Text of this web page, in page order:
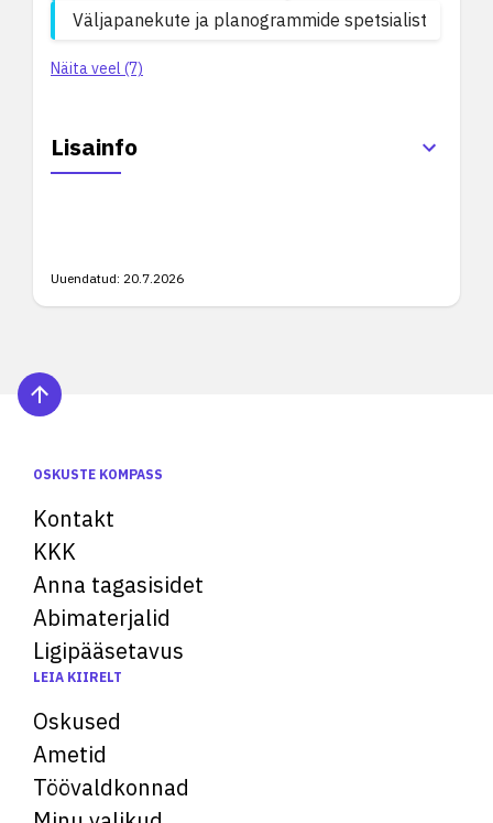
Väljapanekute ja planogrammide spetsialist
Näita veel (7)
Lisainfo
Uuendatud: 20.7.2026
OSKUSTE KOMPASS
Kontakt
KKK
Anna tagasisidet
Abimaterjalid
Ligipääsetavus
LEIA KIIRELT
Oskused
Ametid
Töövaldkonnad